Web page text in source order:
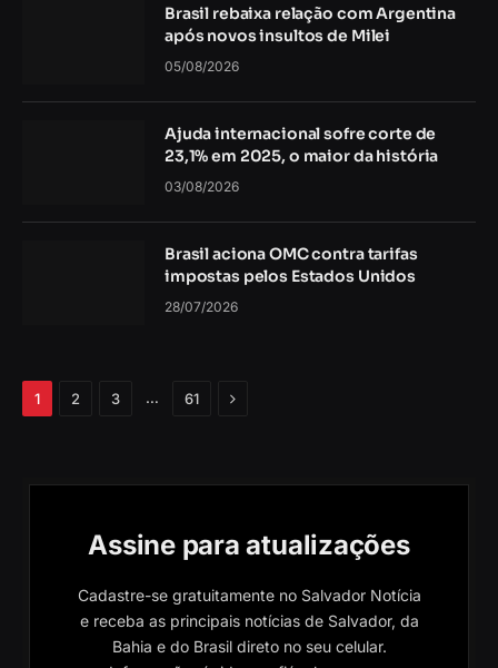
Brasil rebaixa relação com Argentina
após novos insultos de Milei
05/08/2026
Ajuda internacional sofre corte de
23,1% em 2025, o maior da história
03/08/2026
Brasil aciona OMC contra tarifas
impostas pelos Estados Unidos
28/07/2026
1 2 3 … 61 Próximo
Assine para atualizações
Cadastre-se gratuitamente no Salvador Notícia
e receba as principais notícias de Salvador, da
Bahia e do Brasil direto no seu celular.